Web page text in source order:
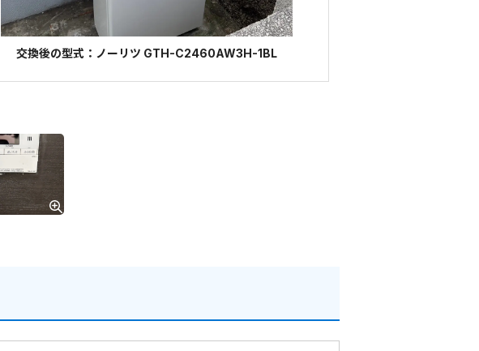
交換後の型式：ノーリツ GTH-C2460AW3H-1BL